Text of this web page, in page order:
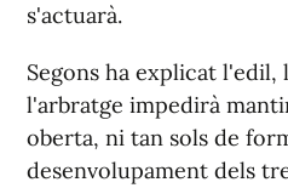
s'actuarà.
Segons ha explicat l'edil,
l'arbratge impedirà
oberta, ni tan sols de
desenvolupament dels